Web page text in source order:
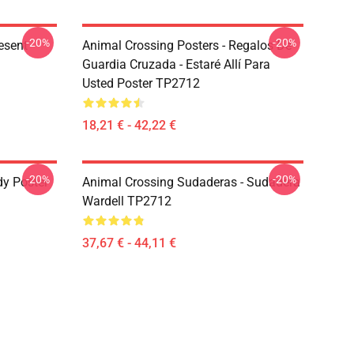
-20%
Animal Crossing Posters - Regalos De
Guardia Cruzada - Estaré Allí Para
Usted Poster TP2712
18,21 € - 42,22 €
-20%
Poster
-20%
Animal Crossing Sudaderas - Sudadera
Wardell TP2712
37,67 € - 44,11 €
-20%